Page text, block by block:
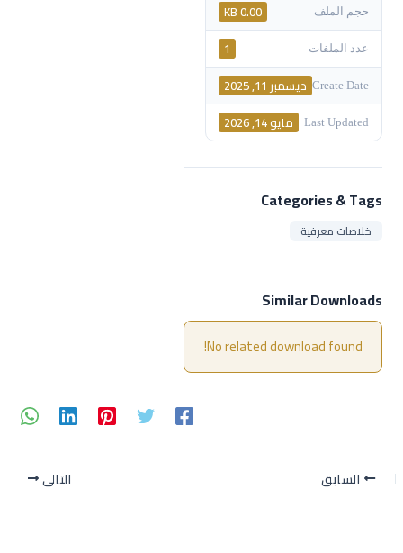
حجم الملف 0.00 KB
عدد الملفات 1
Create Date ديسمبر 11, 2025
Last Updated مايو 14, 2026
Categories & Tags
خلاصات معرفية
Similar Downloads
No related download found!
السابق التالي